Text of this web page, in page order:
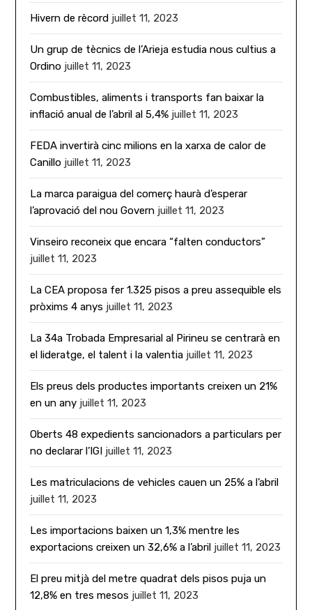
Hivern de rècord juillet 11, 2023
Un grup de tècnics de l’Arieja estudia nous cultius a
Ordino juillet 11, 2023
Combustibles, aliments i transports fan baixar la
inflació anual de l’abril al 5,4% juillet 11, 2023
FEDA invertirà cinc milions en la xarxa de calor de
Canillo juillet 11, 2023
La marca paraigua del comerç haurà d’esperar
l’aprovació del nou Govern juillet 11, 2023
Vinseiro reconeix que encara “falten conductors”
juillet 11, 2023
La CEA proposa fer 1.325 pisos a preu assequible els
pròxims 4 anys juillet 11, 2023
La 34a Trobada Empresarial al Pirineu se centrarà en
el lideratge, el talent i la valentia juillet 11, 2023
Els preus dels productes importants creixen un 21%
en un any juillet 11, 2023
Oberts 48 expedients sancionadors a particulars per
no declarar l’IGI juillet 11, 2023
Les matriculacions de vehicles cauen un 25% a l’abril
juillet 11, 2023
Les importacions baixen un 1,3% mentre les
exportacions creixen un 32,6% a l’abril juillet 11, 2023
El preu mitjà del metre quadrat dels pisos puja un
12,8% en tres mesos juillet 11, 2023